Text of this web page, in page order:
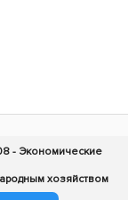
- Экономические
хозяйством